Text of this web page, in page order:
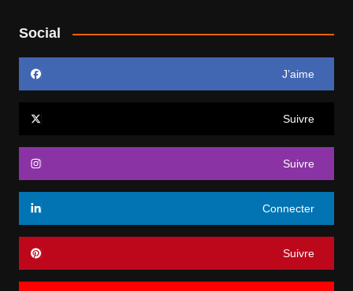
Social
J’aime
Suivre
Suivre
Connecter
Suivre